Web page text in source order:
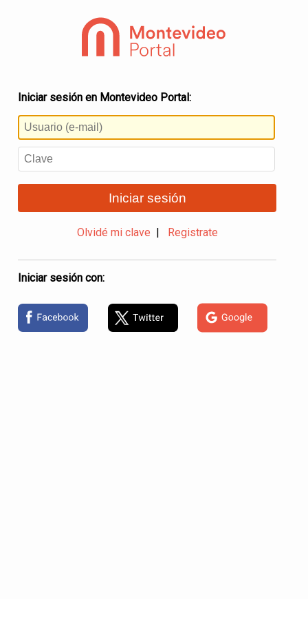
Iniciar sesión en Montevideo Portal:
Iniciar sesión
Olvidé mi clave Registrate
Iniciar sesión con: